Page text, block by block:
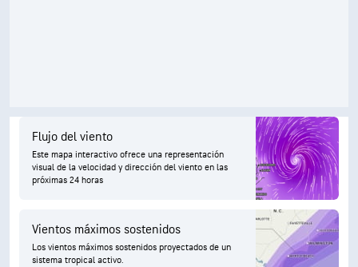
Flujo del viento
Este mapa interactivo ofrece una representación
visual de la velocidad y dirección del viento en las
próximas 24 horas
Vientos máximos sostenidos
Los vientos máximos sostenidos proyectados de un
sistema tropical activo.